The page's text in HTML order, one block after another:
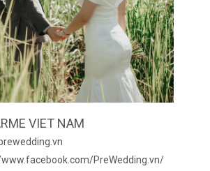
VIET NAM
PreWedding.vn/